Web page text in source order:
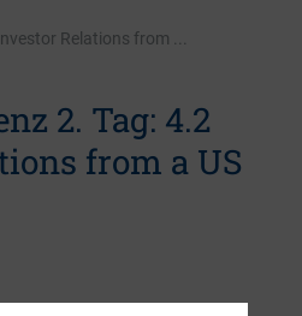
Relations from ...
2. Tag: 4.2
from a US